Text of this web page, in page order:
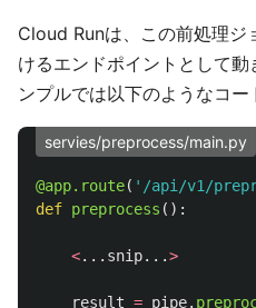
Cloud Runは、この前処理ジ
けるエンドポイントとして
ンプルでは以下のようなコー
servies/preprocess/main.py
@app.route( ' /api/v1/
def preprocess ():
<... snip...>
result = pipe.